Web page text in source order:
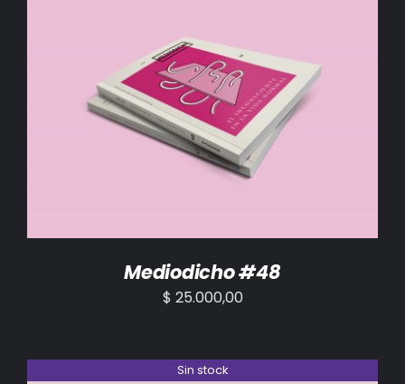
AÑADIR AL CARRITO / DETALLES
Mediodicho #48
$ 25.000,00
Sin stock